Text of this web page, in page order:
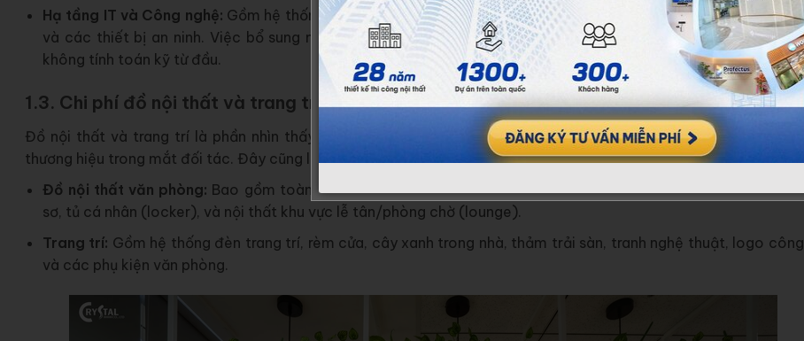
Hạ tầng IT và Công nghệ: Gồm hệ thống cáp mạng, phòng máy chủ, hệ thống âm thanh/hình ảnh cho phòng
và các thiết bị an ninh. Việc bổ sung mạng mở rộng hoặc thiết lập IT phức tạp có thể đẩy chi phí lên cao
không tính toán kỹ từ đầu.
1.3. Chi phí đồ nội thất và trang trí
Đồ nội thất và trang trí là phần nhìn thấy rõ nhất, ảnh hưởng trực tiếp đến trải nghiệm của nhân viên và hình
thương hiệu trong mắt đối tác. Đây cũng là hạng mục bạn dễ dàng điều chỉnh ngân sách nhất.
Đồ nội thất văn phòng: Bao gồm toàn bộ bàn ghế làm việc, cụm bàn nhân viên, bàn ghế phòng họp, tủ đựng
sơ, tủ cá nhân (locker), và nội thất khu vực lễ tân/phòng chờ (lounge).
Trang trí: Gồm hệ thống đèn trang trí, rèm cửa, cây xanh trong nhà, thảm trải sàn, tranh nghệ thuật, logo
và các phụ kiện văn phòng.